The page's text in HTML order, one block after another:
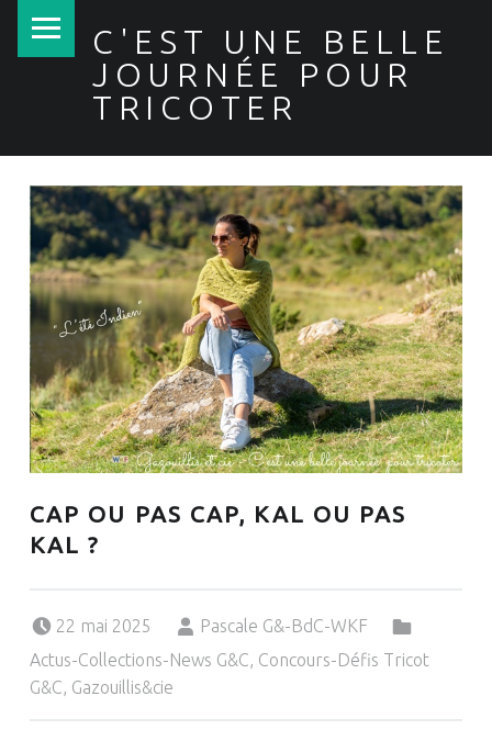
C'EST UNE BELLE
JOURNÉE POUR
TRICOTER
CAP OU PAS CAP, KAL OU PAS
KAL ?
22 mai 2025
Pascale G&-BdC-WKF
Actus-Collections-News G&C, Concours-Défis Tricot
G&C, Gazouillis&cie